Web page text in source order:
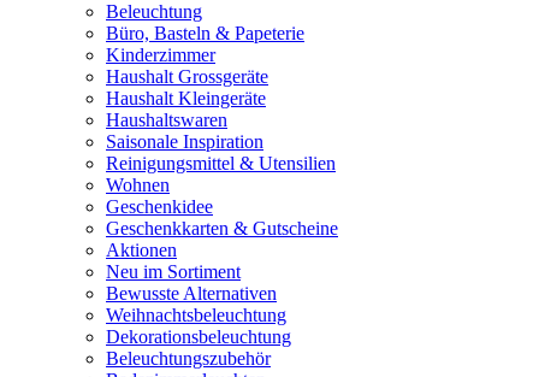
Beleuchtung
Büro, Basteln & Papeterie
Kinderzimmer
Haushalt Grossgeräte
Haushalt Kleingeräte
Haushaltswaren
Saisonale Inspiration
Reinigungsmittel & Utensilien
Wohnen
Geschenkidee
Geschenkkarten & Gutscheine
Aktionen
Neu im Sortiment
Bewusste Alternativen
Weihnachtsbeleuchtung
Dekorationsbeleuchtung
Beleuchtungszubehör